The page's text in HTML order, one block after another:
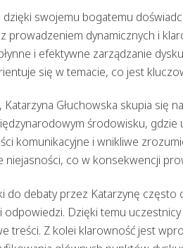
dzięki swojemu bogatemu
prowadzeniem dynamicznych i
i efektywne zarządzanie
się w temacie, co jest
Głuchowska skupia się
środowisku,
komunikacyjne i wnikliwe
niejasności, co w konsekwencji
do debaty przez Katarzynę
odpowiedzi. Dzięki temu
treści. Z kolei klarowność jest